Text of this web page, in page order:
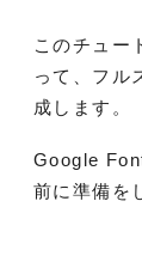
このチュー
って、フル
成します。
Google
前に準備を